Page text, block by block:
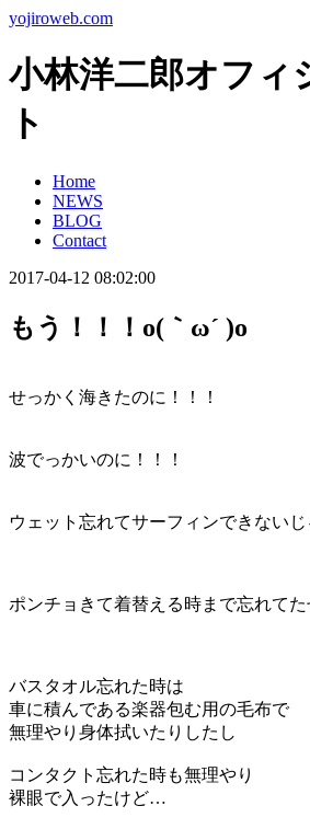
yojiroweb.com
小林洋二郎オフィ
ト
Home
NEWS
BLOG
Contact
2017-04-12 08:02:00
もう！！！o(｀ω´ )o
せっかく海きたのに！！！
波でっかいのに！！！
ウェット忘れてサーフィンできない
ポンチョきて着替える時まで忘れて
バスタオル忘れた時は
車に積んである楽器包む用の毛布で
無理やり身体拭いたりしたし
コンタクト忘れた時も無理やり
裸眼で入ったけど…